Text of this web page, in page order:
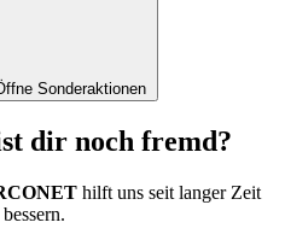
Sonderaktionen
dir noch fremd?
hilft uns seit langer Zeit